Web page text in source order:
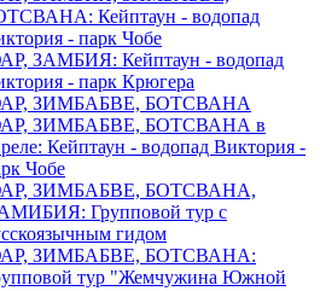
Кейптаун - водопад
- парк Чобе
ЗАМБИЯ: Кейптаун - водопад
- парк Крюгера
ЗИМБАБВЕ, БОТСВАНА
ЗИМБАБВЕ, БОТСВАНА в
Кейптаун - водопад Виктория -
Чобе
ЗИМБАБВЕ, БОТСВАНА,
Групповой тур с
гидом
ЗИМБАБВЕ, БОТСВАНА:
тур "Жемчужина Южной